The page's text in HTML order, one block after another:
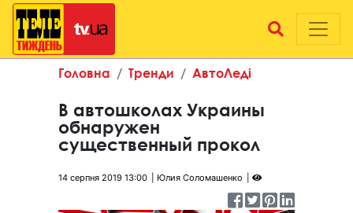
Головна Тренди АвтоЛеді
В автошколах Украины
обнаружен
существенный прокол
14 серпня 2019 13:00 Юлия Соломашенко